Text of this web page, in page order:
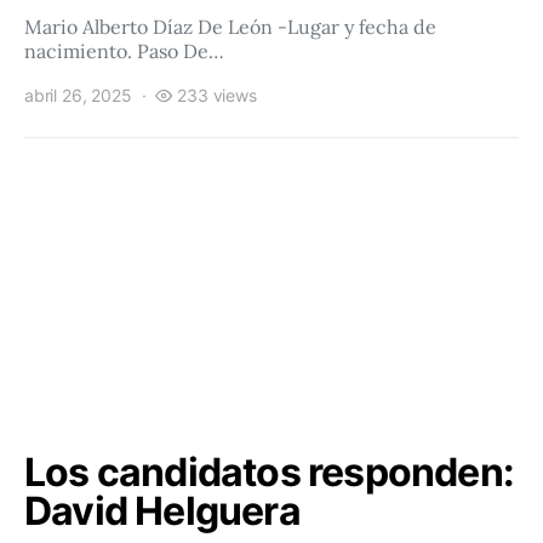
Mario Alberto Díaz De León -Lugar y fecha de
nacimiento. Paso De…
abril 26, 2025 233 views
Los candidatos responden:
David Helguera